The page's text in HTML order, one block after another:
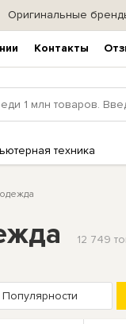
Оригинальные
Контакты
техника
12 749